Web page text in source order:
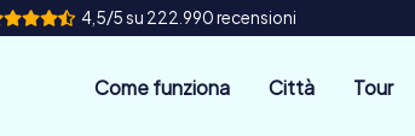
4,5/5 su 222.990 recensioni
Come funziona Città Tour